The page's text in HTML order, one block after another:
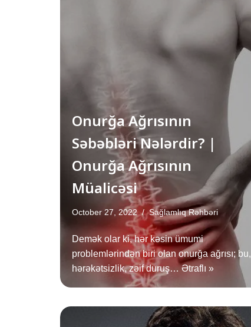
Onurğa Ağrısının
Səbəbləri Nələrdir? |
Onurğa Ağrısının
Müalicəsi
October 27, 2022 Sağlamlıq Rəhbəri
Demək olar ki, hər kəsin ümumi
problemlərindən biri olan onurğa ağrısı; bu,
hərəkətsizlik, zəif duruş…Ətraflı »